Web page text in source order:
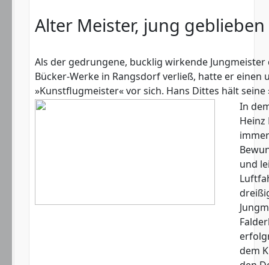
Alter Meister, jung geblieben
Als der gedrungene, bucklig wirkende
Bücker-Werke in Rangsdorf verließ, hatte er einen
»Kunstflugmeister« vor sich. Hans Dittes hält seine
In
Heinz
und
dem